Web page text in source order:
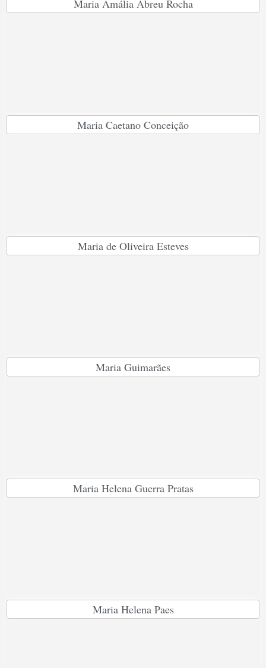
Maria Amália Abreu Rocha
Maria Caetano Conceição
Maria de Oliveira Esteves
Maria Guimarães
Maria Helena Guerra Pratas
Maria Helena Paes